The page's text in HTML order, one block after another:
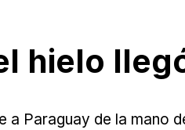
hielo
a Paraguay de la